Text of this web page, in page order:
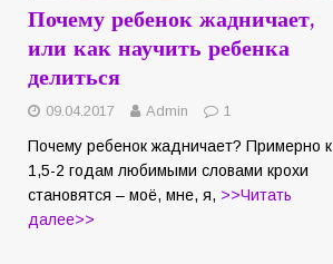
Почему ребенок жадничает,
или как научить ребенка
делиться
09.04.2017 Admin 1
Почему ребенок жадничает? Примерно к
1,5-2 годам любимыми словами крохи
становятся – моё, мне, я, >>Читать
далее>>